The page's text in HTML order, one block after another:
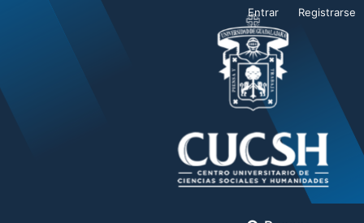
Entrar Registrarse